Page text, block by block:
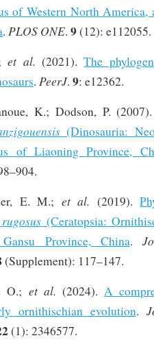
of Western North America,
. PLOS ONE. 9(12): e112055.
et al. (2021).The
. PeerJ. 9: e12362.
K.; Dodson, P.
(Dinosauria:
of Liaoning Province,
E. M.; et al. (2019).
(Ceratopsia:
Province, China.
(Supplement): 117–147.
O.; et al. (2024).A
ornithischian evolution.
(1): 2346577.